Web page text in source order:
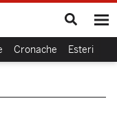
Cronache Esteri